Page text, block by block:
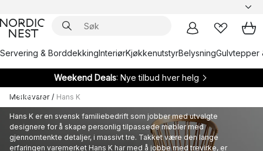
Servering & BorddekkingInteriørKjøkkenutstyrBelysningGulvtepper
Weekend Deals: Nye tilbud hver helg
Merkevarer / Hans K
Hans K
Hans K er en svensk familiebedrift som jobber med utvalgte
designere for å skape personlig tilpassede møbler med
gjennomtenkte detaljer, i massivt tre. Takket være den lange
erfaringen varemerket Hans K har med å jobbe med trevirke, er